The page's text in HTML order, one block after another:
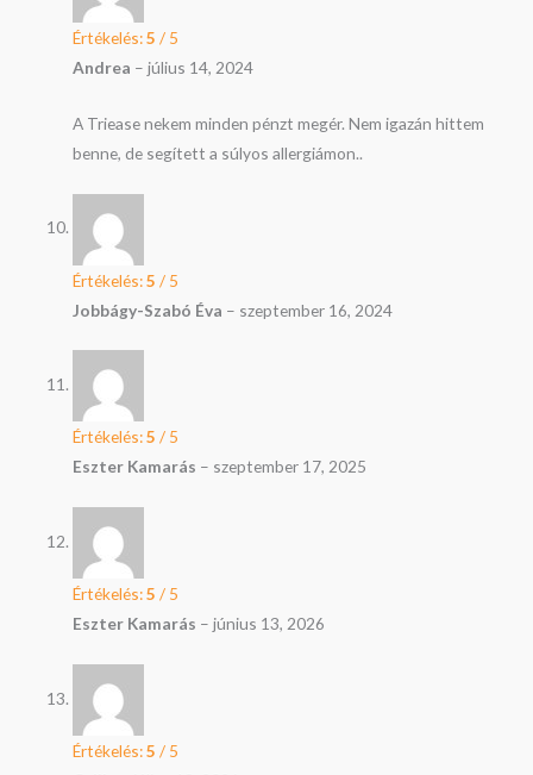
Értékelés:5 / 5
Andrea – július 14, 2024
A Triease nekem minden pénzt megér. Nem igazán hittem
benne, de segített a súlyos allergiámon..
Értékelés:5 / 5
Jobbágy-Szabó Éva – szeptember 16, 2024
Értékelés:5 / 5
Eszter Kamarás – szeptember 17, 2025
Értékelés:5 / 5
Eszter Kamarás – június 13, 2026
Értékelés:5 / 5